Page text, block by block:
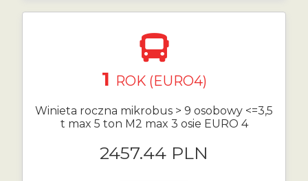
1 ROK (EURO4)
Winieta roczna mikrobus > 9 osobowy <=3,5
t max 5 ton M2 max 3 osie EURO 4
2457.44 PLN